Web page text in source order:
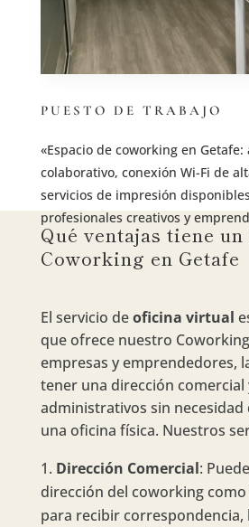
PUESTO DE TRABAJO
«Espacio de coworking en
colaborativo, conexión Wi-Fi de
servicios de impresión
profesionales creativos y
Qué ventajas tiene
Coworking en Getafe
El servicio deoficina virtual
que ofrece nuestro
empresas y emprendedores,
tener una dirección comercial
administrativos sin necesidad
una oficina física. Nuestros
Dirección Comercial:
dirección del coworking como
para recibir correspondencia,